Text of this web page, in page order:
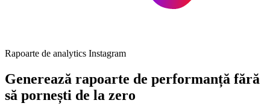
Rapoarte de analytics Instagram
Generează rapoarte de performanță fără
să pornești de la zero